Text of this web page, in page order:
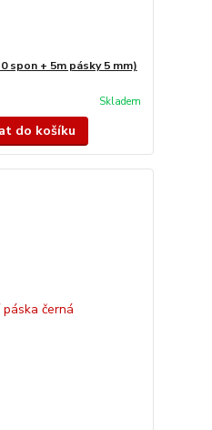
spon + 5m pásky 5 mm)
Skladem
do košíku